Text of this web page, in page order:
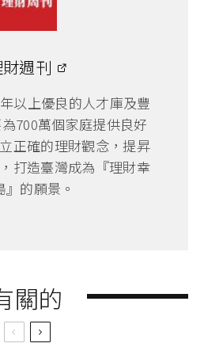
週刊
以上優良的人才庫及豐
700萬個家庭提供良好
正確的理財觀念，提昇
打造臺灣成為『理財幸
』的願景。
關的